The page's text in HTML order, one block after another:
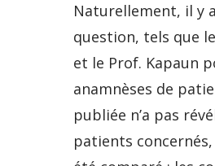
Naturellement, il y
question, tels que
et le Prof. Kapaun
anamnèses de
publiée n’a pas
patients